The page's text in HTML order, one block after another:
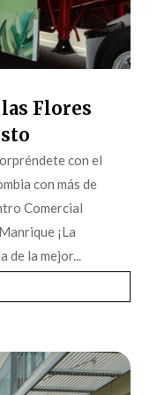
Flores
con el
con más de
Comercial
¡La
de la mejor...